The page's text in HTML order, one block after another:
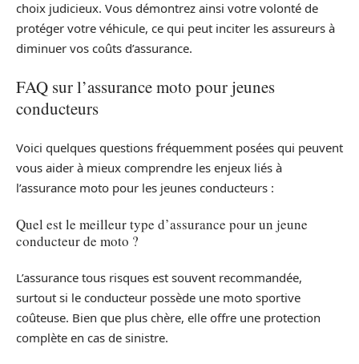
choix judicieux. Vous démontrez ainsi votre volonté de
protéger votre véhicule, ce qui peut inciter les assureurs à
diminuer vos coûts d’assurance.
FAQ sur l’assurance moto pour jeunes
conducteurs
Voici quelques questions fréquemment posées qui peuvent
vous aider à mieux comprendre les enjeux liés à
l’assurance moto pour les jeunes conducteurs :
Quel est le meilleur type d’assurance pour un jeune
conducteur de moto ?
L’assurance tous risques est souvent recommandée,
surtout si le conducteur possède une moto sportive
coûteuse. Bien que plus chère, elle offre une protection
complète en cas de sinistre.